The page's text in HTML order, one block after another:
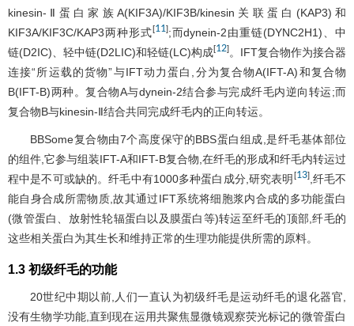
kinesin-Ⅱ蛋白家族A(KIF3A)/KIF3B/kinesin关联蛋白(KAP3)和
KIF3A/KIF3C/KAP3两种形式[11];而dynein-2由重链(DYNC2H1)、中
链(D2IC)、轻中链(D2LIC)和轻链(LC)构成[12] 。IFT复合物作为接合器
连接“所运载的货物”与IFT动力蛋白,分为复合物A(IFT-A)和复合物
B(IFT-B)两种。复合物A与dynein-2结合参与完成纤毛内逆向转运;而
复合物B与kinesin-Ⅱ结合共同完成纤毛内的正向转运。
BBSome复合物由7个高度保守的BBS蛋白组成,是纤毛基体部位
的组件,它参与组装IFT-A和IFT-B复合物,在纤毛的形成和纤毛内转运过
程中是不可或缺的。纤毛中有1000多种蛋白成分,研究表明 [13],纤毛不
能自身合成所需物质,故其通过IFT系统将细胞浆内合成的多功能蛋白
(微管蛋白、放射性轮辐蛋白以及膜蛋白等)转运至纤毛的顶部,纤毛的
这些相关蛋白为其生长和维持正常的生理功能提供所需的原料。
1.3 初级纤毛的功能
20世纪中期以前,人们一直认为初级纤毛是运动纤毛的退化器官,
没有生物学功能,直到现在运用共聚焦显微镜观察荧光标记的微管蛋白